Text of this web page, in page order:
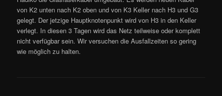
von K2 unten nach K2 oben und von K3 Keller nach H3 und G3
gelegt. Der jetzige Hauptknotenpunkt wird von H3 in den Keller
verlegt. In diesen 3 Tagen wird das Netz teilweise oder komplett
nicht verfügbar sein. Wir versuchen die Ausfallzeiten so gering
wie möglich zu halten.